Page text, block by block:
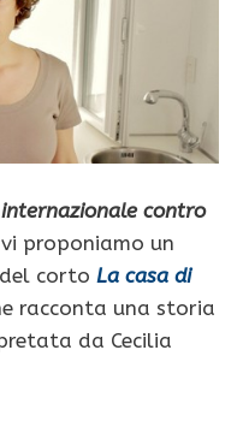
contro
proponiamo un
corto La casa di
racconta una storia
da Cecilia